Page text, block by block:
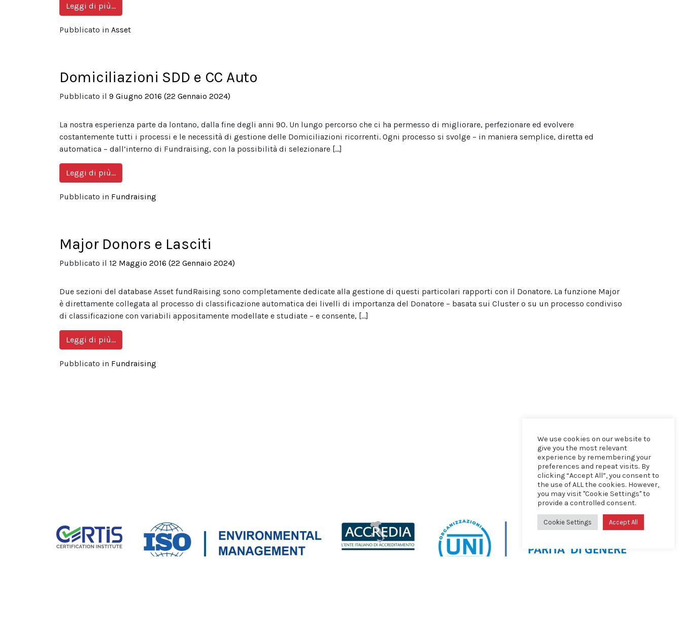
Leggi di più…from Il nostro Codice Etico
Pubblicato in Asset
Domiciliazioni SDD e CC Auto
Pubblicato il 9 Giugno 2016 (22 Gennaio 2024)
La nostra esperienza parte da lontano, dalla fine degli anni 90. Un lungo percorso che ci ha permesso di migliorare, perfezionare ed evolvere
costantemente tutti i processi e le necessità di gestione delle Domiciliazioni ricorrenti. Ogni processo si svolge – in maniera semplice, diretta ed
automatica – dall’interno di Fundraising, con la possibilità di selezionare […]
Leggi di più…from Domiciliazioni SDD e CC Auto
Pubblicato in Fundraising
Major Donors e Lasciti
Pubblicato il 12 Maggio 2016 (22 Gennaio 2024)
Due sezioni del database Asset fundRaising sono completamente dedicate alla gestione di questi particolari rapporti con il Donatore. La funzione Major
è direttamente collegata al processo di classificazione automatica dei livelli di importanza del Donatore – basata sui Cluster o su un processo condiviso
di classificazione con variabili appositamente modellate e studiate – e consente, […]
Leggi di più…from Major Donors e Lasciti
Pubblicato in Fundraising
We use cookies on our website to
give you the most relevant
experience by remembering your
preferences and repeat visits. By
clicking “Accept All”, you consent to
the use of ALL the cookies. However,
you may visit "Cookie Settings" to
provide a controlled consent.
Cookie Settings Accept All